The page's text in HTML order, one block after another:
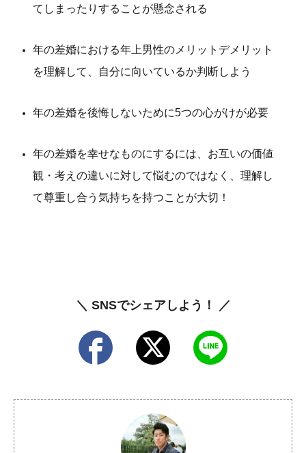
てしまったりすることが懸念される
年の差婚における年上男性のメリットデメリット
を理解して、自分に向いているか判断しよう
年の差婚を後悔しないために5つの心がけが必要
年の差婚を幸せなものにするには、お互いの価値
観・考えの違いに対して悩むのではなく、理解し
て尊重し合う気持ちを持つことが大切！
＼ SNSでシェアしよう！ ／